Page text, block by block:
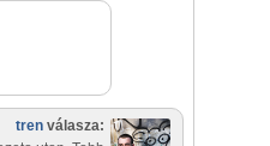
tren válasza: